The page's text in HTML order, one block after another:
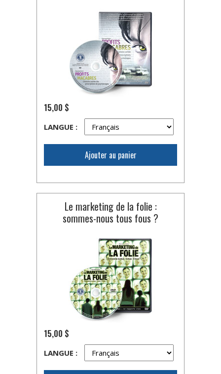
15,00 $
LANGUE :
Ajouter au panier
Le marketing de la folie :
sommes-nous tous fous ?
15,00 $
LANGUE :